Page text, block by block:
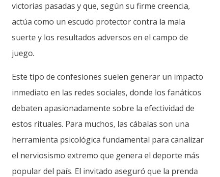
victorias pasadas y que, según su firme creencia,
actúa como un escudo protector contra la mala
suerte y los resultados adversos en el campo de
juego.
Este tipo de confesiones suelen generar un impacto
inmediato en las redes sociales, donde los fanáticos
debaten apasionadamente sobre la efectividad de
estos rituales. Para muchos, las cábalas son una
herramienta psicológica fundamental para canalizar
el nerviosismo extremo que genera el deporte más
popular del país. El invitado aseguró que la prenda